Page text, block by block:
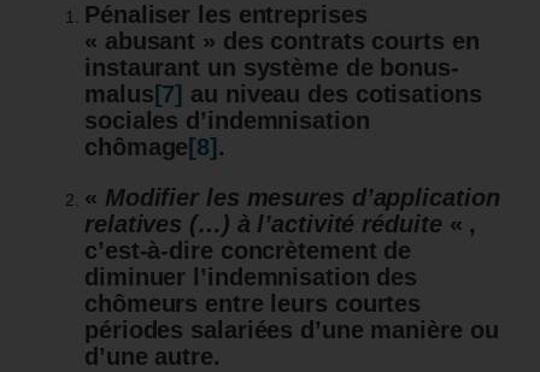
Pénaliser les entreprises
« abusant » des contrats courts en
instaurant un système de bonus-
malus [7] au niveau des cotisations
sociales d’indemnisation
chômage [8] .
« Modifier les mesures d’application
relatives (…) à l’activité réduite « ,
c’est-à-dire concrètement de
diminuer l’indemnisation des
chômeurs entre leurs courtes
périodes salariées d’une manière ou
d’une autre.